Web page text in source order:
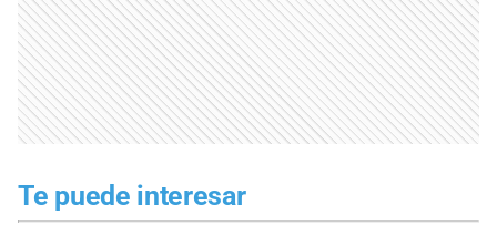
Te puede interesar